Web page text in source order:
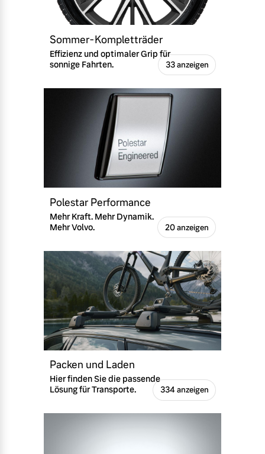
Sommer-Kompletträder
Effizienz und optimaler Grip für
sonnige Fahrten.
33 anzeigen
Polestar Performance
Mehr Kraft. Mehr Dynamik.
Mehr Volvo.
20 anzeigen
Packen und Laden
Hier finden Sie die passende
Lösung für Transporte.
334 anzeigen